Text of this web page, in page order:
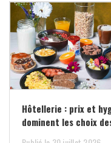
dominent les choix